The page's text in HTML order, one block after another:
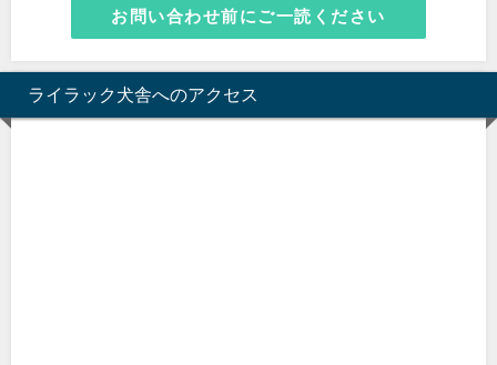
お問い合わせ前にご一読ください
ライラック犬舎へのアクセス